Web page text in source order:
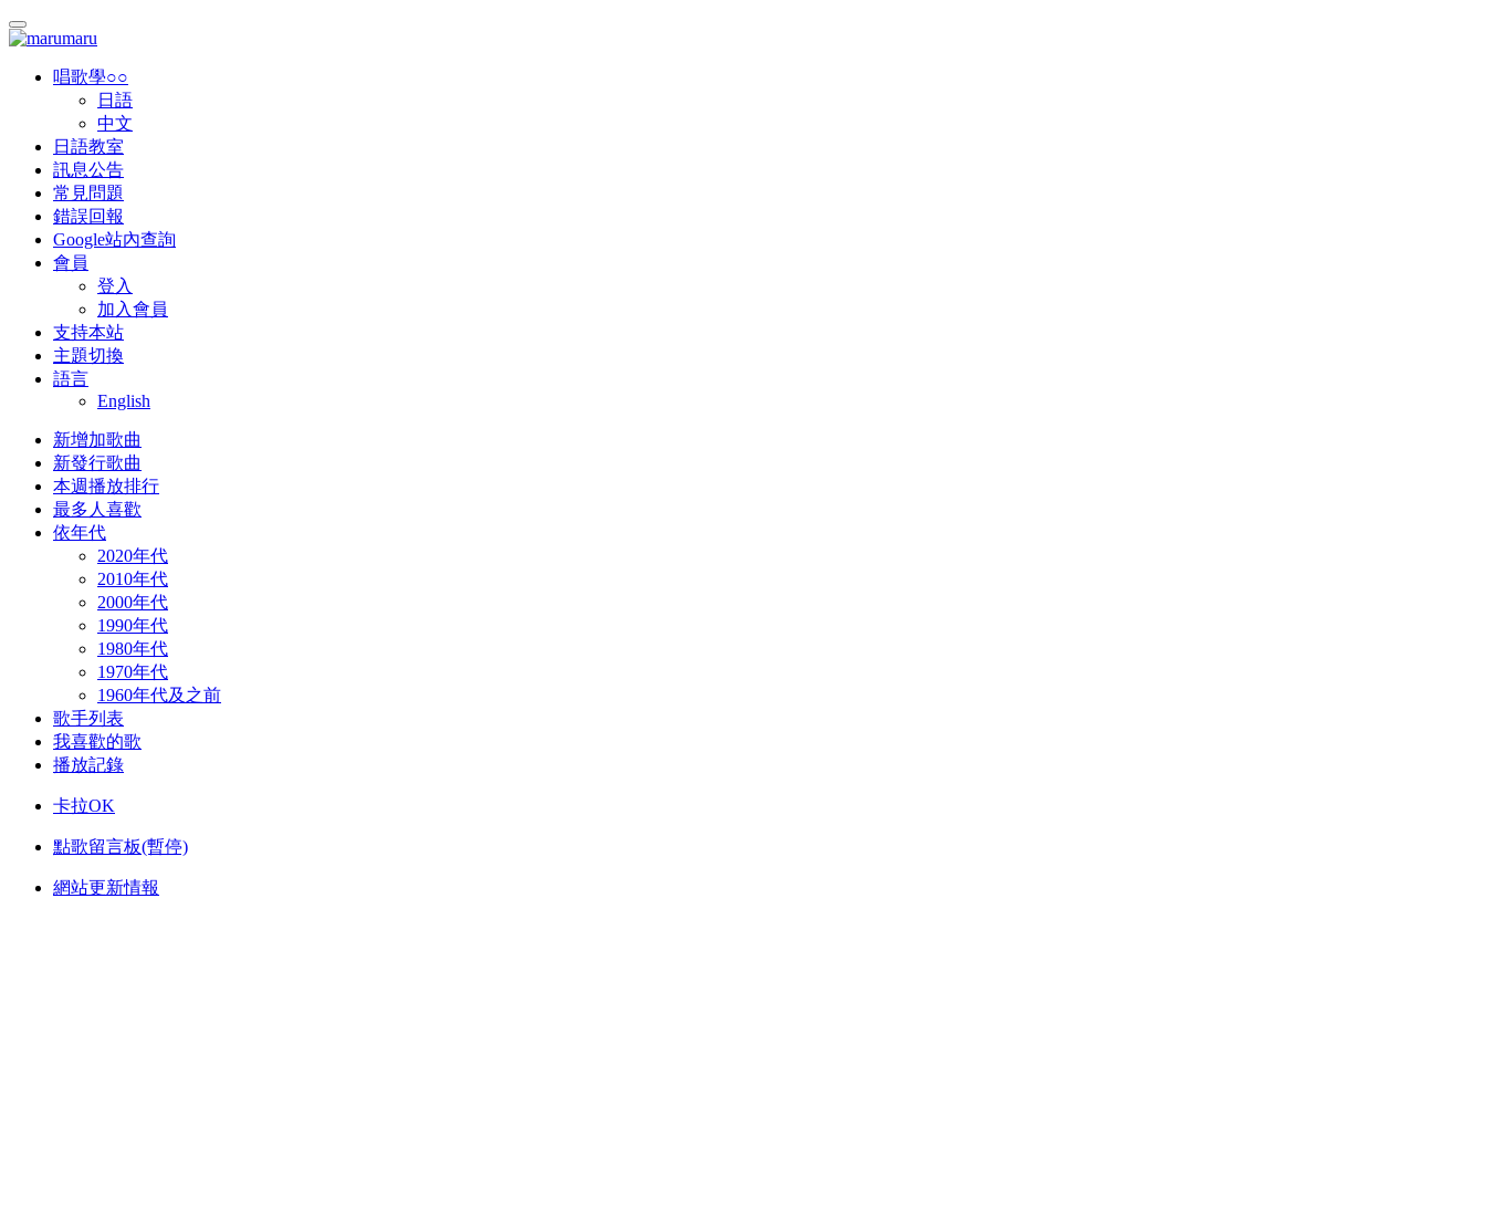
唱歌學○○
日語
中文
日語教室
訊息公告
常見問題
錯誤回報
Google站內查詢
會員
登入
加入會員
支持本站
主題切換
語言
English
新增加歌曲
新發行歌曲
本週播放排行
最多人喜歡
依年代
2020年代
2010年代
2000年代
1990年代
1980年代
1970年代
1960年代及之前
歌手列表
我喜歡的歌
播放記錄
卡拉OK
點歌留言板(暫停)
網站更新情報